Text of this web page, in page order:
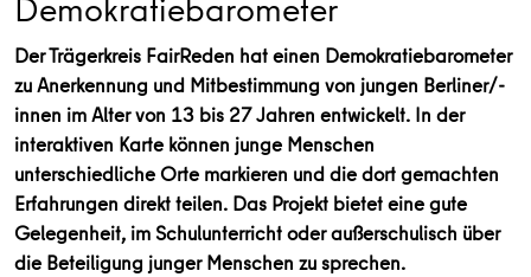
Der Trägerkreis FairReden hat einen Demokratiebarometer
zu Anerkennung und Mitbestimmung von jungen Berliner/-
innen im Alter von 13 bis 27 Jahren entwickelt. In der
interaktiven Karte können junge Menschen
unterschiedliche Orte markieren und die dort gemachten
Erfahrungen direkt teilen. Das Projekt bietet eine gute
Gelegenheit, im Schulunterricht oder außerschulisch über
die Beteiligung junger Menschen zu sprechen.